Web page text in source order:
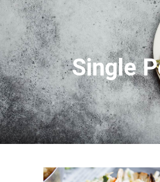
Single